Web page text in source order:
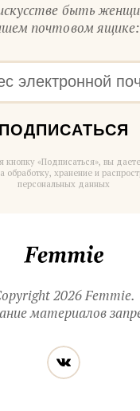
быть
почтовом ящике:
ПОДПИСАТЬСЯ
кнопку «Подписаться», вы
обработку, хранение и
персональных данных
2026 Femmie.
материалов
Читайте
нас
в